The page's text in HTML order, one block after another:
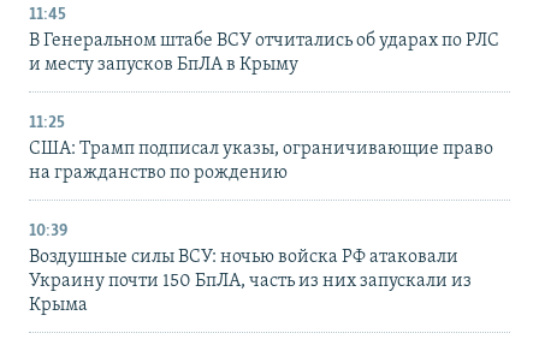
11:45
В Генеральном штабе ВСУ отчитались об ударах по РЛС
и месту запусков БпЛА в Крыму
11:25
США: Трамп подписал указы, ограничивающие право
на гражданство по рождению
10:39
Воздушные силы ВСУ: ночью войска РФ атаковали
Украину почти 150 БпЛА, часть из них запускали из
Крыма